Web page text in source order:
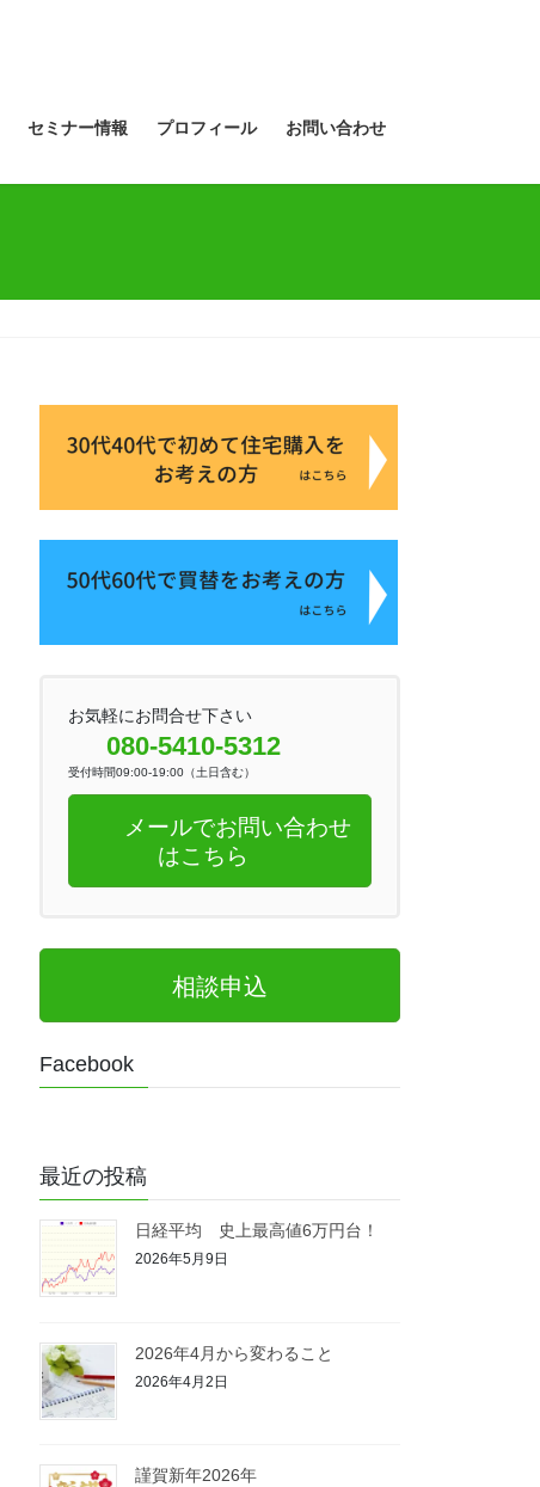
セミナー情報 プロフィール お問い合わせ
お気軽にお問合せ下さい
080-5410-5312
受付時間09:00-19:00（土日含む）
メールでお問い合わせ
はこちら
相談申込
Facebook
最近の投稿
日経平均 史上最高値6万円台！
2026年5月9日
2026年4月から変わること
2026年4月2日
謹賀新年2026年